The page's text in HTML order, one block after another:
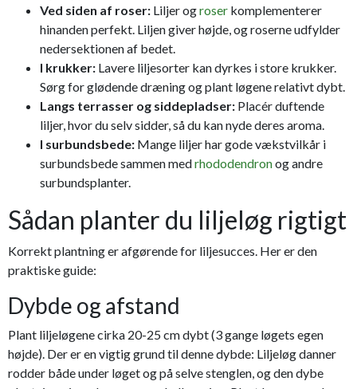
Ved siden af roser: Liljer ogroser komplementerer
hinanden perfekt. Liljen giver højde, og roserne udfylder
nedersektionen af bedet.
I krukker: Lavere liljesorter kan dyrkes i store krukker.
Sørg for glødende dræning og plant løgene relativt dybt.
Langs terrasser og siddepladser: Placér duftende
liljer, hvor du selv sidder, så du kan nyde deres aroma.
I surbundsbede: Mange liljer har gode vækstvilkår i
surbundsbede sammen medrhododendronog andre
surbundsplanter.
Sådan planter du liljeløg rigtigt
Korrekt plantning er afgørende for liljesucces. Her er den
praktiske guide:
Dybde og afstand
Plant liljeløgene cirka 20-25 cm dybt (3 gange løgets egen
højde). Der er en vigtig grund til denne dybde: Liljeløg danner
rodder både under løget og på selve stenglen, og den dybe